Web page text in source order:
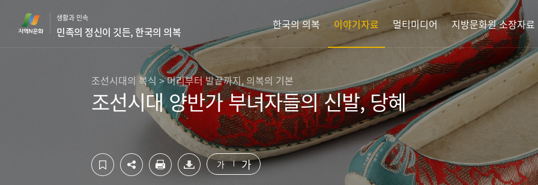
생활과 민속
민족의 정신이 깃든, 한국의 의복
한국의 의복 이야기자료 멀티미디어 지방문화원 소장자료
조선시대의 복식 > 머리부터 발끝까지, 의복의 기본
조선시대 양반가 부녀자들의 신발, 당혜
가 가